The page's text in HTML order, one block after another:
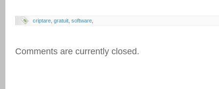
criptare gratuit software
Comments are currently closed.